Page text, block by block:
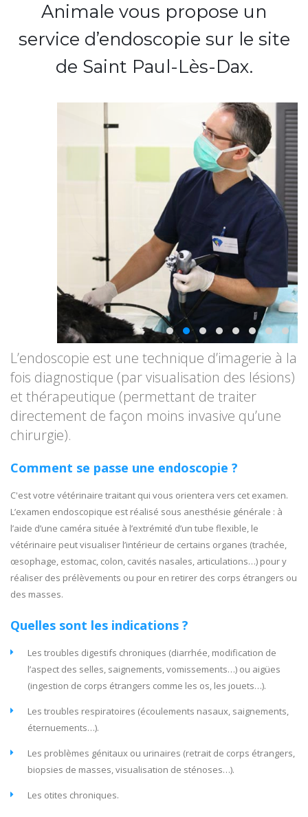
Animale vous propose un
service d’endoscopie sur le site
de Saint Paul-Lès-Dax.
L’endoscopie est une technique d’imagerie à la
fois diagnostique (par visualisation des lésions)
et thérapeutique (permettant de traiter
directement de façon moins invasive qu’une
chirurgie).
Comment se passe une endoscopie ?
C'est votre vétérinaire traitant qui vous orientera vers cet examen.
L’examen endoscopique est réalisé sous anesthésie générale : à
l’aide d’une caméra située à l’extrémité d’un tube flexible, le
vétérinaire peut visualiser l’intérieur de certains organes (trachée,
œsophage, estomac, colon, cavités nasales, articulations…) pour y
réaliser des prélèvements ou pour en retirer des corps étrangers ou
des masses.
Quelles sont les indications ?
Les troubles digestifs chroniques (diarrhée, modification de
l’aspect des selles, saignements, vomissements…) ou aigües
(ingestion de corps étrangers comme les os, les jouets…).
Les troubles respiratoires (écoulements nasaux, saignements,
éternuements…).
Les problèmes génitaux ou urinaires (retrait de corps étrangers,
biopsies de masses, visualisation de sténoses…).
Les otites chroniques.